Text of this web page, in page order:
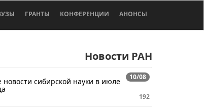
ГРАНТЫ КОНФЕРЕНЦИИ АНОНСЫ
Новости РАН
10/08
новости сибирской науки в июле
192